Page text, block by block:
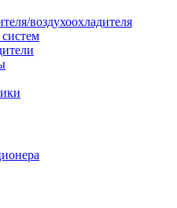
воздухоохладителя